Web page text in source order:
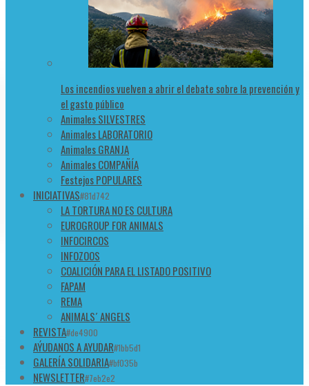
Los incendios vuelven a abrir el debate sobre la prevención y
el gasto público
Animales SILVESTRES
Animales LABORATORIO
Animales GRANJA
Animales COMPAÑÍA
Festejos POPULARES
INICIATIVAS#81d742
LA TORTURA NO ES CULTURA
EUROGROUP FOR ANIMALS
INFOCIRCOS
INFOZOOS
COALICIÓN PARA EL LISTADO POSITIVO
FAPAM
REMA
ANIMALS´ ANGELS
REVISTA#de4900
AÝUDANOS A AYUDAR#1bb5d1
GALERÍA SOLIDARIA#bf035b
NEWSLETTER#7eb2e2